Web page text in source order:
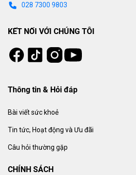
028 7300 9803
KẾT NỐI VỚI CHÚNG TÔI
Facebook
Tiktok Instagram
Youtube
Thông tin & Hỏi đáp
Bài viết sức khoẻ
Tin tức, Hoạt động và Ưu đãi
Câu hỏi thường gặp
CHÍNH SÁCH